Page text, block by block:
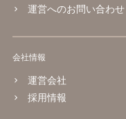
運営へのお問い合わせ
会社情報
運営会社
採用情報